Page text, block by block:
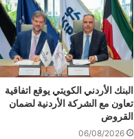
البنك الأردني الكويتي يوقع اتفاقية
تعاون مع الشركة الأردنية لضمان
القروض
06/08/2026